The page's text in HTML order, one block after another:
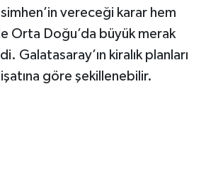
vereceği karar hem
Orta Doğu’da büyük merak
Galatasaray’ın kiralık planları
göre şekillenebilir.